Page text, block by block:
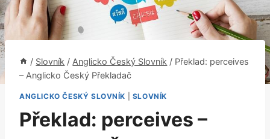
/ Slovník / Anglicko Český Slovník / Překlad: perceives
– Anglicko Český Překladač
ANGLICKO ČESKÝ SLOVNÍK SLOVNÍK
Překlad: perceives –